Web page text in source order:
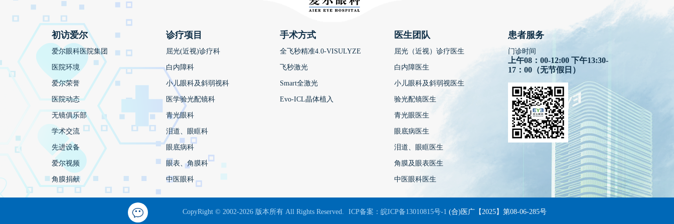
初访爱尔
爱尔眼科医院集团
医院环境
爱尔荣誉
医院动态
无镜俱乐部
学术交流
先进设备
爱尔视频
角膜捐献
诊疗项目
屈光(近视)诊疗科
白内障科
小儿眼科及斜弱视科
医学验光配镜科
青光眼科
泪道、眼眶科
眼底病科
眼表、角膜科
中医眼科
手术方式
全飞秒精准4.0-VISULYZE
飞秒激光
Smart全激光
Evo-ICL晶体植入
医生团队
屈光（近视）诊疗医生
白内障医生
小儿眼科及斜弱视医生
验光配镜医生
青光眼医生
眼底病医生
泪道、眼眶医生
角膜及眼表医生
中医眼科医生
患者服务
门诊时间
上午08：00-12:00 下午13:30-
17：00（无节假日）
CopyRight © 2002-2026 版本所有 All Rights Reserved. ICP备案： 皖ICP备13010815号-1 (合)医广【2025】第08-06-285号